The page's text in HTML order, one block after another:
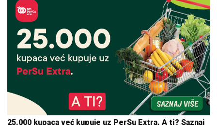
25.000 kupaca već kupuje uz PerSu Extra. A ti? Saznaj